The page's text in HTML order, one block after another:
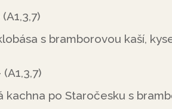
s bramborovou kaší,
kachna po Staročesku s